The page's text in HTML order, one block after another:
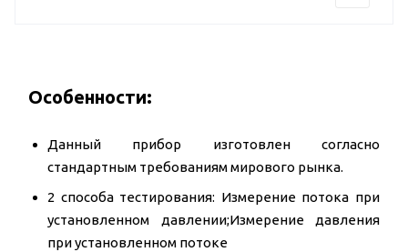
Особенности:
Данный прибор изготовлен согласно
стандартным требованиям мирового рынка.
2 способа тестирования: Измерение потока при
установленном давлении;Измерение давления
при установленном потоке